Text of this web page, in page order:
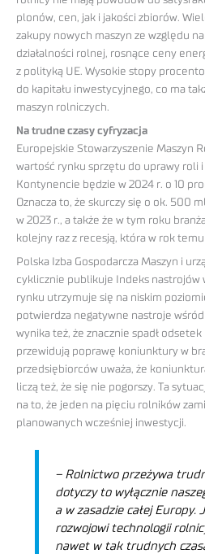
plonów, cen, jak i jakości zbiorów.
zakupy nowych maszyn ze względu
działalności rolnej, rosnące ceny
z polityką UE. Wysokie stopy
do kapitału inwestycyjnego, co ma
maszyn rolniczych.
Na trudne czasy cyfryzacja
Europejskie Stowarzyszenie Maszyn
wartość rynku sprzętu do uprawy roli
Kontynencie będzie w 2024 r. o 10
Oznacza to, że skurczy się o ok. 500
w 2023 r., a także że w tym roku
kolejny raz z recesją, która w rok temu
Polska Izba Gospodarcza Maszyn i
cyklicznie publikuje Indeks nastrojów
rynku utrzymuje się na niskim
potwierdza negatywne nastroje
wynika też, że znacznie spadł
przewidują poprawę koniunktury w
przedsiębiorców uważa, że
liczą też, że się nie pogorszy. Ta
na to, że jeden na pięciu rolników
planowanych wcześniej inwestycji.
– Rolnictwo przeżywa
dotyczy to wyłącznie
a w zasadzie całej Europy.
rozwojowi technologii
nawet w tak trudnych